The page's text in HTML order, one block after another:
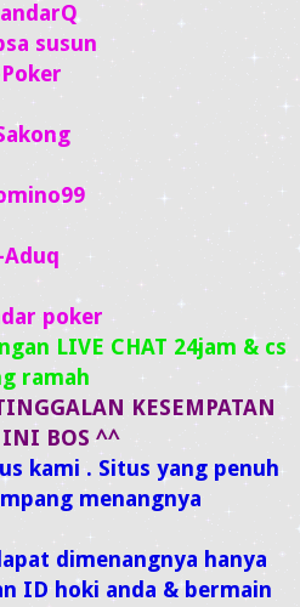
susun
Aduq
poker
LIVE CHAT 24jam & cs
ramah
KESEMPATAN
INI BOS ^^
kami . Situs yang penuh
menangnya
dimenangnya hanya
ID hoki anda & bermain